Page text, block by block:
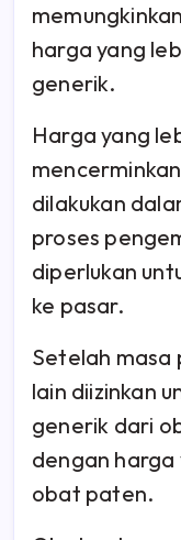
harga yang
generik.
Harga yang
dilakukan
proses
diperlukan
ke pasar.
Setelah masa
lain diizinkan
generik dari
dengan harga
obat paten.